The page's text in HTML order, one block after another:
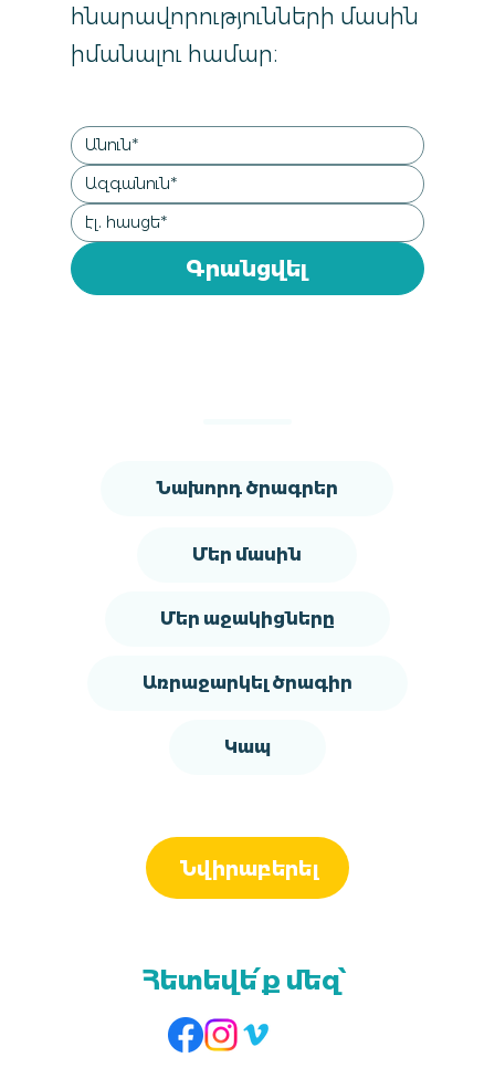
Հետեվե՛ք մեզ՝
Նվիրաբերել
Կապ
Առրաջարկել ծրագիր
Մեր աջակիցները
Մեր մասին
Նախորդ ծրագրեր
Գրանցվել
հնարավորությունների մասին
իմանալու համար։